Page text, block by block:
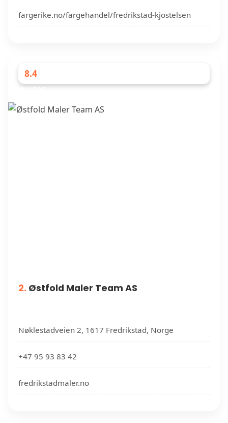
fargerike.no/fargehandel/fredrikstad-kjostelsen
8.4
2. Østfold Maler Team AS
Nøklestadveien 2, 1617 Fredrikstad, Norge
+47 95 93 83 42
fredrikstadmaler.no